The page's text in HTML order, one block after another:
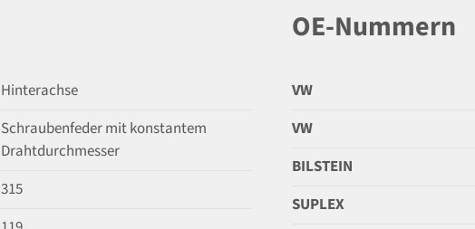
Hinterachse
Schraubenfeder mit konstantem
Drahtdurchmesser
315
OE-Nummern
VW
VW
BILSTEIN
SUPLEX